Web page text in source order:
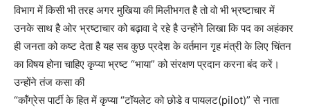
विभाग में किसी भी तरह अगर मुखिया की मिलीभगत है तो वो भी भ्रष्टाचार में
उनके साथ है ओर भ्रष्टाचार को बढ़ावा दे रहे है उन्होंने लिखा कि पद का अहंकार
ही जनता को कष्ट देता है यह सब कुछ प्रदेश के वर्तमान गृह मंत्री के लिए चिंतन
का विषय होना चाहिए कृप्या भ्रष्ट “भाया” को संरक्षण प्रदान करना बंद करें।
उन्होंने तंज कसा की
“कॉंग्रेस पार्टी के हित में कृप्या “टॉयलेट को छोडे व पायलट(pilot)” से नाता